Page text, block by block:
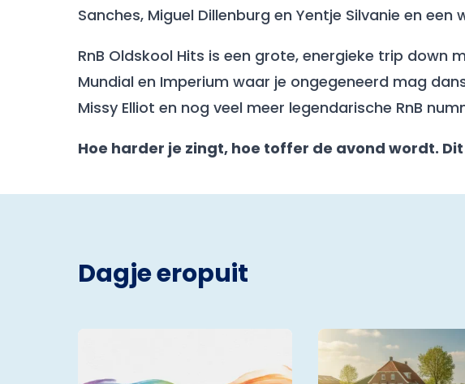
Sanches, Miguel Dillenburg en Yentje Silvanie en
RnB Oldskool Hits is een grote, energieke trip down
Mundial en Imperium waar je ongegeneerd mag
Missy Elliot en nog veel meer legendarische RnB
Hoe harder je zingt, hoe toffer de avond wordt.
Dagje eropuit